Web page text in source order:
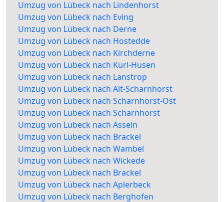
Umzug von Lübeck nach Lindenhorst
Umzug von Lübeck nach Eving
Umzug von Lübeck nach Derne
Umzug von Lübeck nach Hostedde
Umzug von Lübeck nach Kirchderne
Umzug von Lübeck nach Kurl-Husen
Umzug von Lübeck nach Lanstrop
Umzug von Lübeck nach Alt-Scharnhorst
Umzug von Lübeck nach Scharnhorst-Ost
Umzug von Lübeck nach Scharnhorst
Umzug von Lübeck nach Asseln
Umzug von Lübeck nach Brackel
Umzug von Lübeck nach Wambel
Umzug von Lübeck nach Wickede
Umzug von Lübeck nach Brackel
Umzug von Lübeck nach Aplerbeck
Umzug von Lübeck nach Berghofen